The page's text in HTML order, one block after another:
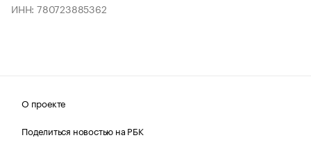
ИНН: 780723885362
О проекте
Поделиться новостью на РБК